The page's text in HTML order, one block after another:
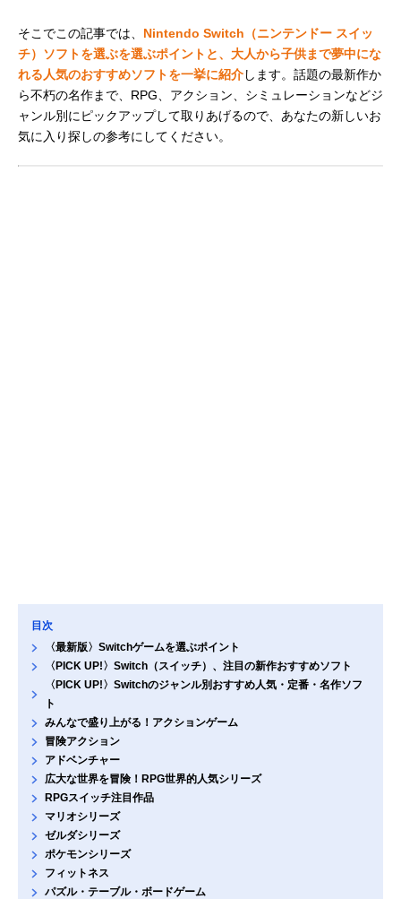
そこでこの記事では、 Nintendo Switch（ニンテンドー スイッ
チ）ソフトを選ぶを選ぶポイントと、大人から子供まで夢中にな
れる人気のおすすめソフトを一挙に紹介します。話題の最新作か
ら不朽の名作まで、RPG、アクション、シミュレーションなどジ
ャンル別にピックアップして取りあげるので、あなたの新しいお
気に入り探しの参考にしてください。
目次
〈最新版〉Switchゲームを選ぶポイント
〈PICK UP!〉Switch（スイッチ）、注目の新作おすすめソフト
〈PICK UP!〉Switchのジャンル別おすすめ人気・定番・名作ソフ
ト
みんなで盛り上がる！アクションゲーム
冒険アクション
アドベンチャー
広大な世界を冒険！RPG世界的人気シリーズ
RPGスイッチ注目作品
マリオシリーズ
ゼルダシリーズ
ポケモンシリーズ
フィットネス
パズル・テーブル・ボードゲーム